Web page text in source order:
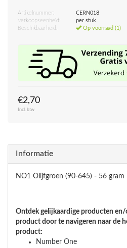
Artikelnummer:
CERN018
Verkoopseenheid:
per stuk
Beschikbaarheid:
Op voorraad (1)
€2,70
Incl. btw
Informatie
NO1 Olijfgroen (90-645) - 56 gram
Ontdek gelijkaardige producten
product door te navigeren naar de
product:
Number One